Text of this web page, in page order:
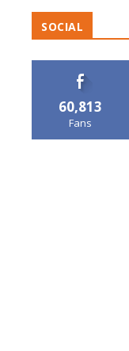
SOCIAL
60,813
Fans